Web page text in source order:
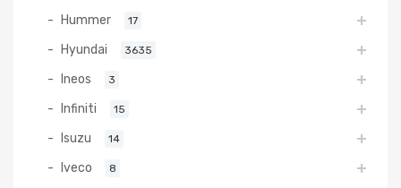
Hummer 17
Hyundai 3635
Ineos 3
Infiniti 15
Isuzu 14
Iveco 8